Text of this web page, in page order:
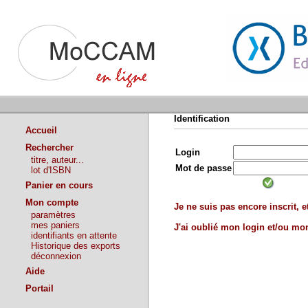
Accueil
Rechercher
titre, auteur...
lot d'ISBN
Panier en cours
Mon compte
paramètres
mes paniers
identifiants en attente
Historique des exports
déconnexion
Aide
Portail
Identification
Login
Mot de passe
Je ne suis pas encore inscrit,
J'ai oublié mon login et/ou